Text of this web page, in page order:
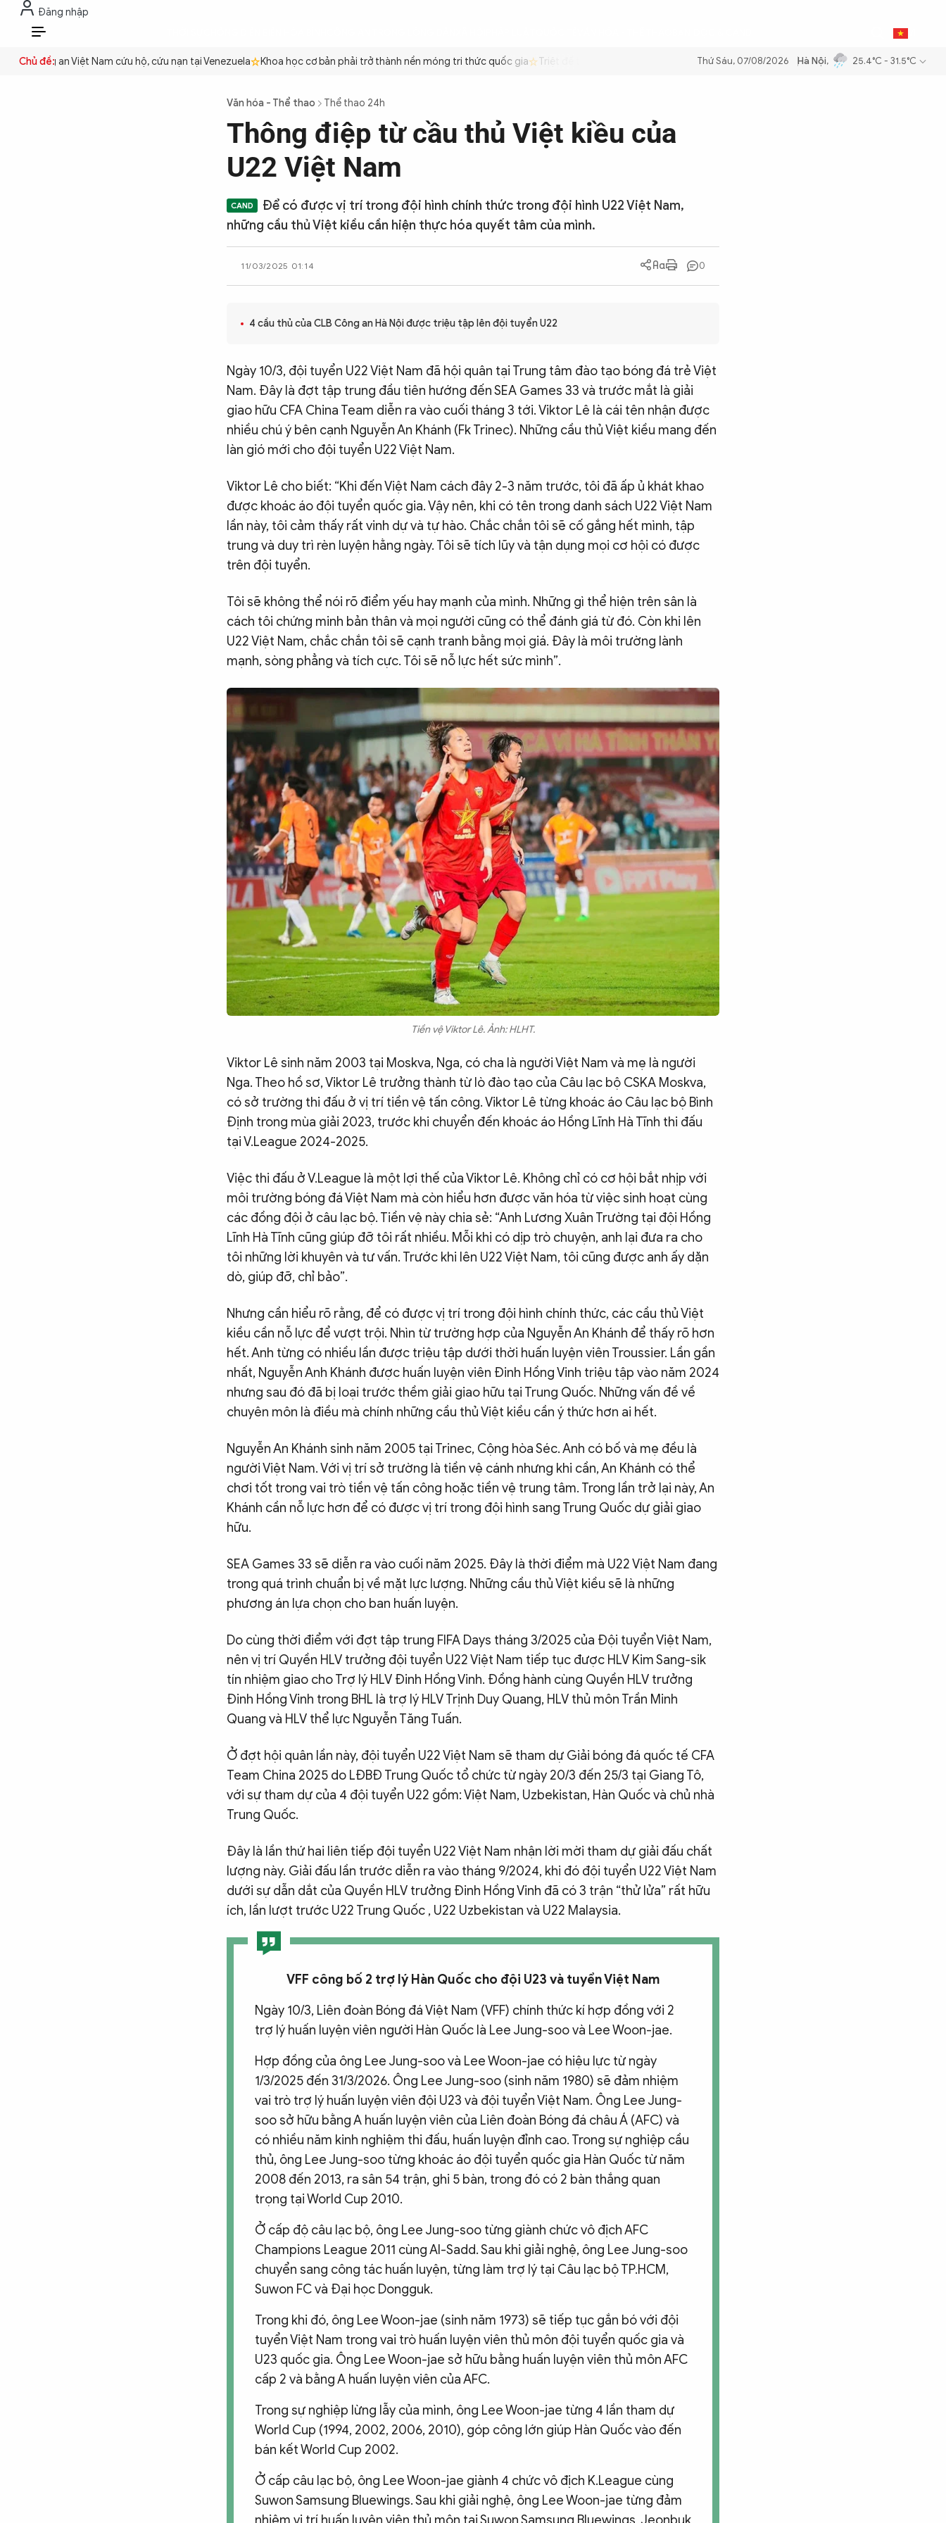
Đăng nhập
VI
Chủ đề:
Công an Việt Nam cứu hộ, cứu nạn tại Venezuela Khoa học cơ bản phải trở thành nền móng tri thức quốc gia Triệt để tiết kiệm xăng dầu để đảm bảo an ninh năng lượng quốc gia Thực hiện Nghị
Thứ Sáu, 07/08/2026 Hà Nội, 25.4°C - 31.5°C
Văn hóa - Thể thao Thể thao 24h
Thông điệp từ cầu thủ Việt kiều của
U22 Việt Nam
Để có được vị trí trong đội hình chính thức trong đội hình U22 Việt Nam,
những cầu thủ Việt kiều cần hiện thực hóa quyết tâm của mình.
11/03/2025 01:14 0
4 cầu thủ của CLB Công an Hà Nội được triệu tập lên đội tuyển U22
Ngày 10/3, đội tuyển U22 Việt Nam đã hội quân tại Trung tâm đào tạo bóng đá trẻ Việt
Nam. Đây là đợt tập trung đầu tiên hướng đến SEA Games 33 và trước mắt là giải
giao hữu CFA China Team diễn ra vào cuối tháng 3 tới. Viktor Lê là cái tên nhận được
nhiều chú ý bên cạnh Nguyễn An Khánh (Fk Trinec). Những cầu thủ Việt kiều mang đến
làn gió mới cho đội tuyển U22 Việt Nam.
Viktor Lê cho biết: “Khi đến Việt Nam cách đây 2-3 năm trước, tôi đã ấp ủ khát khao
được khoác áo đội tuyển quốc gia. Vậy nên, khi có tên trong danh sách U22 Việt Nam
lần này, tôi cảm thấy rất vinh dự và tự hào. Chắc chắn tôi sẽ cố gắng hết mình, tập
trung và duy trì rèn luyện hằng ngày. Tôi sẽ tích lũy và tận dụng mọi cơ hội có được
trên đội tuyển.
Tôi sẽ không thể nói rõ điểm yếu hay mạnh của mình. Những gì thể hiện trên sân là
cách tôi chứng minh bản thân và mọi người cũng có thể đánh giá từ đó. Còn khi lên
U22 Việt Nam, chắc chắn tôi sẽ cạnh tranh bằng mọi giá. Đây là môi trường lành
mạnh, sòng phẳng và tích cực. Tôi sẽ nỗ lực hết sức mình”.
Tiền vệ Viktor Lê. Ảnh: HLHT.
Viktor Lê sinh năm 2003 tại Moskva, Nga, có cha là người Việt Nam và mẹ là người
Nga. Theo hồ sơ, Viktor Lê trưởng thành từ lò đào tạo của Câu lạc bộ CSKA Moskva,
có sở trường thi đấu ở vị trí tiền vệ tấn công. Viktor Lê từng khoác áo Câu lạc bộ Bình
Định trong mùa giải 2023, trước khi chuyển đến khoác áo Hồng Lĩnh Hà Tĩnh thi đấu
tại V.League 2024-2025.
Việc thi đấu ở V.League là một lợi thế của Viktor Lê. Không chỉ có cơ hội bắt nhịp với
môi trường bóng đá Việt Nam mà còn hiểu hơn được văn hóa từ việc sinh hoạt cùng
các đồng đội ở câu lạc bộ. Tiền vệ này chia sẻ: “Anh Lương Xuân Trường tại đội Hồng
Lĩnh Hà Tĩnh cũng giúp đỡ tôi rất nhiều. Mỗi khi có dịp trò chuyện, anh lại đưa ra cho
tôi những lời khuyên và tư vấn. Trước khi lên U22 Việt Nam, tôi cũng được anh ấy dặn
dò, giúp đỡ, chỉ bảo”.
Nhưng cần hiểu rõ rằng, để có được vị trí trong đội hình chính thức, các cầu thủ Việt
kiều cần nỗ lực để vượt trội. Nhìn từ trường hợp của Nguyễn An Khánh để thấy rõ hơn
hết. Anh từng có nhiều lần được triệu tập dưới thời huấn luyện viên Troussier. Lần gần
nhất, Nguyễn Anh Khánh được huấn luyện viên Đinh Hồng Vinh triệu tập vào năm 2024
nhưng sau đó đã bị loại trước thềm giải giao hữu tại Trung Quốc. Những vấn đề về
chuyên môn là điều mà chính những cầu thủ Việt kiều cần ý thức hơn ai hết.
Nguyễn An Khánh sinh năm 2005 tại Trinec, Cộng hòa Séc. Anh có bố và mẹ đều là
người Việt Nam. Với vị trí sở trường là tiền vệ cánh nhưng khi cần, An Khánh có thể
chơi tốt trong vai trò tiền vệ tấn công hoặc tiền vệ trung tâm. Trong lần trở lại này, An
Khánh cần nỗ lực hơn để có được vị trí trong đội hình sang Trung Quốc dự giải giao
hữu.
SEA Games 33 sẽ diễn ra vào cuối năm 2025. Đây là thời điểm mà U22 Việt Nam đang
trong quá trình chuẩn bị về mặt lực lượng. Những cầu thủ Việt kiều sẽ là những
phương án lựa chọn cho ban huấn luyện.
Do cùng thời điểm với đợt tập trung FIFA Days tháng 3/2025 của Đội tuyển Việt Nam,
nên vị trí Quyền HLV trưởng đội tuyển U22 Việt Nam tiếp tục được HLV Kim Sang-sik
tín nhiệm giao cho Trợ lý HLV Đinh Hồng Vinh. Đồng hành cùng Quyền HLV trưởng
Đinh Hồng Vinh trong BHL là trợ lý HLV Trịnh Duy Quang, HLV thủ môn Trần Minh
Quang và HLV thể lực Nguyễn Tăng Tuấn.
Ở đợt hội quân lần này, đội tuyển U22 Việt Nam sẽ tham dự Giải bóng đá quốc tế CFA
Team China 2025 do LĐBĐ Trung Quốc tổ chức từ ngày 20/3 đến 25/3 tại Giang Tô,
với sự tham dự của 4 đội tuyển U22 gồm: Việt Nam, Uzbekistan, Hàn Quốc và chủ nhà
Trung Quốc.
Đây là lần thứ hai liên tiếp đội tuyển U22 Việt Nam nhận lời mời tham dự giải đấu chất
lượng này. Giải đấu lần trước diễn ra vào tháng 9/2024, khi đó đội tuyển U22 Việt Nam
dưới sự dẫn dắt của Quyền HLV trưởng Đinh Hồng Vinh đã có 3 trận “thử lửa” rất hữu
ích, lần lượt trước U22 Trung Quốc , U22 Uzbekistan và U22 Malaysia.
VFF công bố 2 trợ lý Hàn Quốc cho đội U23 và tuyển Việt Nam
Ngày 10/3, Liên đoàn Bóng đá Việt Nam (VFF) chính thức kí hợp đồng với 2
trợ lý huấn luyện viên người Hàn Quốc là Lee Jung-soo và Lee Woon-jae.
Hợp đồng của ông Lee Jung-soo và Lee Woon-jae có hiệu lực từ ngày
1/3/2025 đến 31/3/2026. Ông Lee Jung-soo (sinh năm 1980) sẽ đảm nhiệm
vai trò trợ lý huấn luyện viên đội U23 và đội tuyển Việt Nam. Ông Lee Jung-
soo sở hữu bằng A huấn luyện viên của Liên đoàn Bóng đá châu Á (AFC) và
có nhiều năm kinh nghiệm thi đấu, huấn luyện đỉnh cao. Trong sự nghiệp cầu
thủ, ông Lee Jung-soo từng khoác áo đội tuyển quốc gia Hàn Quốc từ năm
2008 đến 2013, ra sân 54 trận, ghi 5 bàn, trong đó có 2 bàn thắng quan
trọng tại World Cup 2010.
Ở cấp độ câu lạc bộ, ông Lee Jung-soo từng giành chức vô địch AFC
Champions League 2011 cùng Al-Sadd. Sau khi giải nghệ, ông Lee Jung-soo
chuyển sang công tác huấn luyện, từng làm trợ lý tại Câu lạc bộ TP.HCM,
Suwon FC và Đại học Dongguk.
Trong khi đó, ông Lee Woon-jae (sinh năm 1973) sẽ tiếp tục gắn bó với đội
tuyển Việt Nam trong vai trò huấn luyện viên thủ môn đội tuyển quốc gia và
U23 quốc gia. Ông Lee Woon-jae sở hữu bằng huấn luyện viên thủ môn AFC
cấp 2 và bằng A huấn luyện viên của AFC.
Trong sự nghiệp lừng lẫy của mình, ông Lee Woon-jae từng 4 lần tham dự
World Cup (1994, 2002, 2006, 2010), góp công lớn giúp Hàn Quốc vào đến
bán kết World Cup 2002.
Ở cấp câu lạc bộ, ông Lee Woon-jae giành 4 chức vô địch K.League cùng
Suwon Samsung Bluewings. Sau khi giải nghệ, ông Lee Woon-jae từng đảm